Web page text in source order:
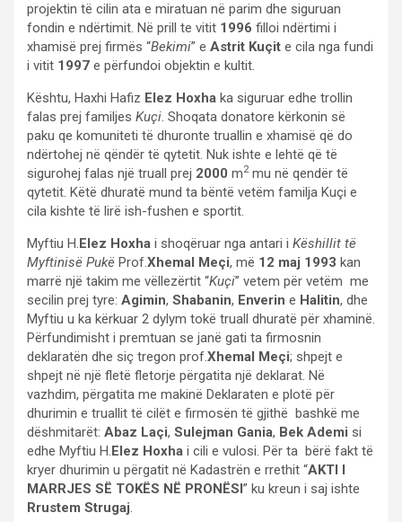
projektin të cilin ata e miratuan në parim dhe siguruan
fondin e ndërtimit. Në prill te vitit 1996 filloi ndërtimi i
xhamisë prej firmës “Bekimi” e Astrit Kuçit e cila nga fundi
i vitit 1997 e përfundoi objektin e kultit.
Kështu, Haxhi Hafiz Elez Hoxha ka siguruar edhe trollin
falas prej familjes Kuçi. Shoqata donatore kërkonin së
paku qe komuniteti të dhuronte truallin e xhamisë që do
ndërtohej në qëndër të qytetit. Nuk ishte e lehtë që të
sigurohej falas një truall prej 2000 m2mu në qendër të
qytetit. Këtë dhuratë mund ta bëntë vetëm familja Kuçi e
cila kishte të lirë ish-fushen e sportit.
Myftiu H.Elez Hoxha i shoqëruar nga antari i Këshillit të
Myftinisë Pukë Prof.Xhemal Meçi, më 12 maj 1993 kan
marrë një takim me vëllezërtit “Kuçi” vetem për vetëm me
secilin prej tyre: Agimin, Shabanin, Enverin e Halitin, dhe
Myftiu u ka kërkuar 2 dylym tokë truall dhuratë për xhaminë.
Përfundimisht i premtuan se janë gati ta firmosnin
deklaratën dhe siç tregon prof.Xhemal Meçi; shpejt e
shpejt në një fletë fletorje përgatita një deklarat. Në
vazhdim, përgatita me makinë Deklaraten e plotë për
dhurimin e truallit të cilët e firmosën të gjithë bashkë me
dëshmitarët: Abaz Laçi, Sulejman Gania, Bek Ademi si
edhe Myftiu H.Elez Hoxha i cili e vulosi. Për ta bërë fakt të
kryer dhurimin u përgatit në Kadastrën e rrethit “AKTI I
MARRJES SË TOKËS NË PRONËSI” ku kreun i saj ishte
Rrustem Strugaj.